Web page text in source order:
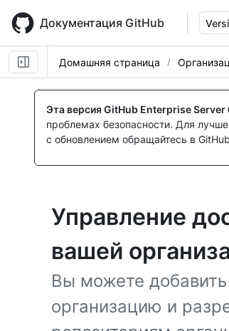
main
content
Документация GitHub
Домашняя страница
Эта версия GitHub Enterprise
проблемах безопасности. Для
с обновлением обращайтесь в
Управление
вашей
Вы можете
организацию и